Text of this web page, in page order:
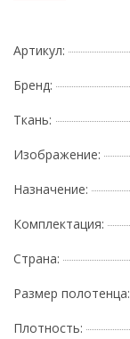
Артикул:
Бренд:
Ткань:
Изображение:
Назначение:
Комплектация:
Страна:
Размер полотенца:
Плотность: